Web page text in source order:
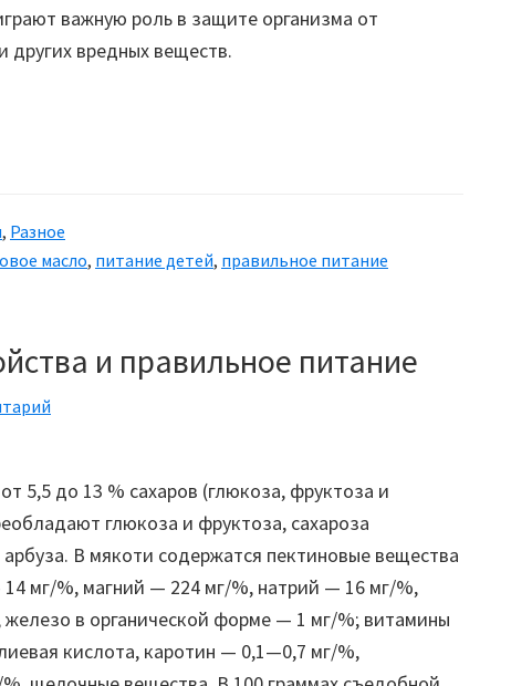
важную роль в защите организма от
других вредных веществ.
, Разное
масло, питание детей, правильное питание
и правильное питание
5,5 до 13 % сахаров (глюкоза, фруктоза и
глюкоза и фруктоза, сахароза
арбуза. В мякоти содержатся пектиновые вещества
мг/%, магний — 224 мг/%, натрий — 16 мг/%,
в органической форме — 1 мг/%; витамины
кислота, каротин — 0,1—0,7 мг/%,